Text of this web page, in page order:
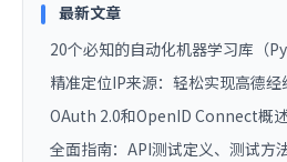
最新文章
20个必知的自动化机器学习库（
精准定位IP来源：轻松实现高德
OAuth 2.0和OpenID Connect概
全面指南：API测试定义、测试方